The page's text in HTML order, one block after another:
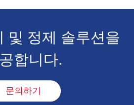
및 정제 솔루션을
합니다.
문의하기